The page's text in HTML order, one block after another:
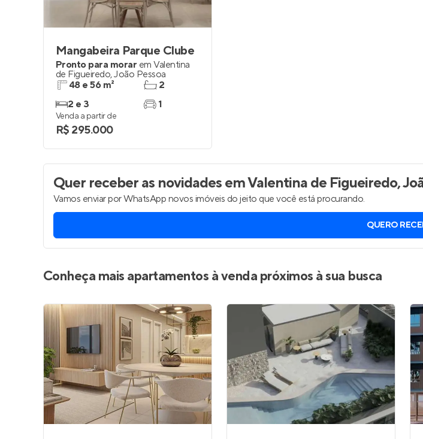
Mangabeira Parque Clube
Pronto para morar em Valentina
de Figueiredo,João Pessoa
48 e 56 m²
2 e 3
2
1
Venda a partir de
R$ 295.000
Quer receber as novidadesem Valentina de Figueiredo,
Vamos enviar por WhatsApp novos imóveis do jeito que você está procurando.
QUERO
Conheça mais apartamentos à venda próximos à sua busca